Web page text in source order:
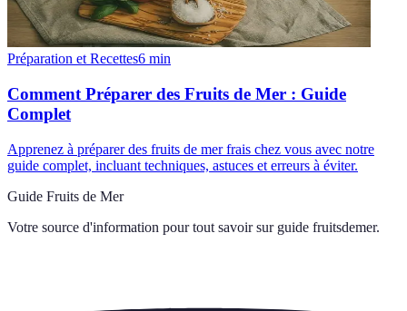
Préparation et Recettes6 min
Comment Préparer des Fruits de Mer : Guide
Complet
Apprenez à préparer des fruits de mer frais chez vous avec notre
guide complet, incluant techniques, astuces et erreurs à éviter.
Guide Fruits de Mer
Votre source d'information pour tout savoir sur guide fruitsdemer.